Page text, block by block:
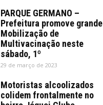
PARQUE GERMANO –
Prefeitura promove grande
Mobilização de
Multivacinação neste
sábado, 1º
29 de março de 2023
Motoristas alcoolizados
colidem frontalmente no